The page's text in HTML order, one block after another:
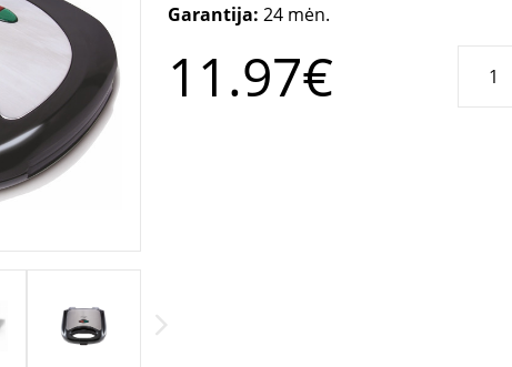
Garantija: 24 mėn.
11.97€